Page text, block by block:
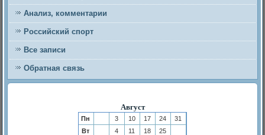
Анализ, комментарии
Российский спорт
Все записи
Обратная связь
Август
Пн 3 10 17 24
31
Вт
4 11 18
25